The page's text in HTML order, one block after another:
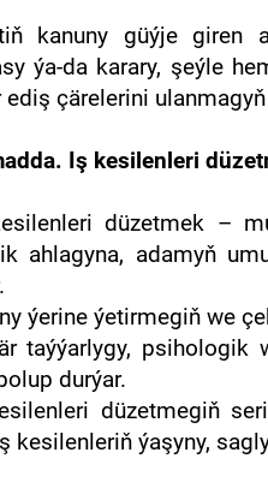
kanuny güýje giren
ýa-da karary, şeýle
çärelerini
Iş kesilenleri
düzetmek –
ahlagyna, adamyň
ýerine ýetirmegiň we
taýýarlygy,
durýar.
düzetmegiň
kesilenleriň ýaşyny,